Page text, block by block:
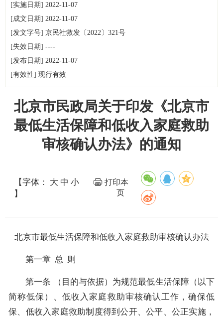
[实施日期] 2022-11-07
15:56:50
[成文日期] 2022-11-07
15:56:44
[发文字号] 京民社救发 〔2022〕 321号
[失效日期] ----
[发布日期] 2022-11-07
15:56:38
[有效性] 现行有效
北京市民政局关于印发《北京市
最低生活保障和低收入家庭救助
审核确认办法》的通知
【字体： 大 中 小
】
打印本
页
北京市最低生活保障和低收入家庭救助审核确认办法
第一章 总 则
第一条 （目的与依据）为规范最低生活保障（以下
简称低保）、低收入家庭救助审核确认工作，确保低
保、低收入家庭救助制度得到公开、公平、公正实施，